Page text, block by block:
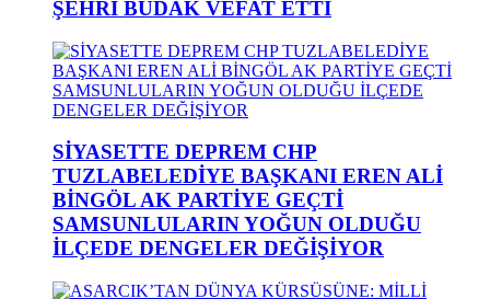
ŞEHRİ BUDAK VEFAT ETTİ
SİYASETTE DEPREM CHP
TUZLABELEDİYE BAŞKANI EREN ALİ
BİNGÖL AK PARTİYE GEÇTİ
SAMSUNLULARIN YOĞUN OLDUĞU
İLÇEDE DENGELER DEĞİŞİYOR